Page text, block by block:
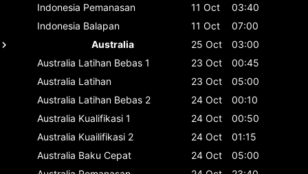
Indonesia Pemanasan 11 Oct
03:40
Indonesia Balapan 11 Oct
07:00
Australia
25 Oct
03:00
Australia Latihan Bebas 1 23 Oct
00:45
Australia Latihan 23 Oct
05:00
Australia Latihan Bebas 2 24 Oct
00:10
Australia Kualifikasi 1 24 Oct
00:50
Australia Kuailifikasi 2 24 Oct
01:15
Australia Baku Cepat 24 Oct
05:00